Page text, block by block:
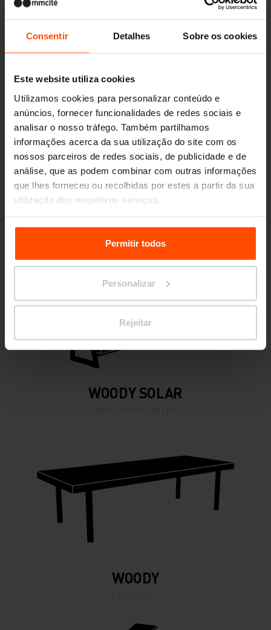
Consentir Detalhes Sobre os cookies
Este website utiliza cookies
Utilizamos cookies para personalizar conteúdo e
anúncios, fornecer funcionalidades de redes sociais e
analisar o nosso tráfego. Também partilhamos
informações acerca da sua utilização do site com os
nossos parceiros de redes sociais, de publicidade e de
análise, que as podem combinar com outras informações
que lhes forneceu ou recolhidas por estes a partir da sua
utilização dos respetivos serviços.
Para mais informações, por favor visitePrinciples
Relating to the Processing Personal Data.
Permitir todos
Personalizar
Rejeitar
Design set
WOODY
bancos de parque
WOODY SOLAR
WOODY